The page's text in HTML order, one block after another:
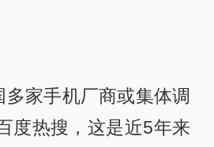
家手机厂商或集体调
度热搜，这是近5年来